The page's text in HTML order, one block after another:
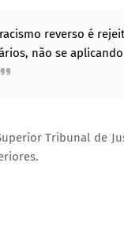
reverso é
não se
Tribunal de